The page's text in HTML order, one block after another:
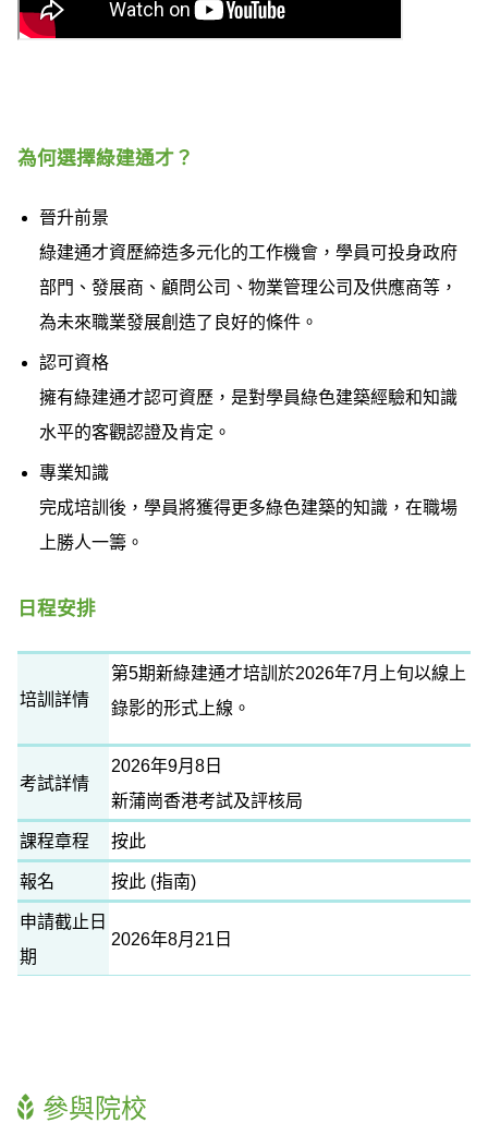
為何選擇綠建通才？
晉升前景
綠建通才資歷締造多元化的工作機會，學員可投身政府
部門、發展商、顧問公司、物業管理公司及供應商等，
為未來職業發展創造了良好的條件。
認可資格
擁有綠建通才認可資歷，是對學員綠色建築經驗和知識
水平的客觀認證及肯定。
專業知識
完成培訓後，學員將獲得更多綠色建築的知識，在職場
上勝人一籌。
日程安排
培訓詳情
第5期新綠建通才培訓於2026年7月上旬以線上
錄影的形式上線。
考試詳情
2026年9月8日
新蒲崗香港考試及評核局
課程章程 按此
報名 按此 (指南)
申請截止日
期
2026年8月21日
參與院校